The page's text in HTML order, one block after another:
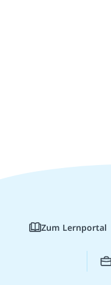
Zum Lernportal